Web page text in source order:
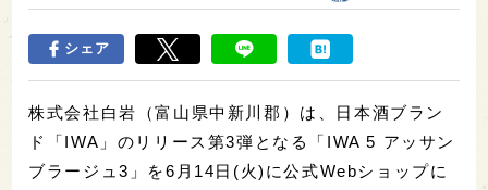
シェア
株式会社白岩（富山県中新川郡）は、日本酒ブラン
ド「IWA」のリリース第3弾となる「IWA 5 アッサン
ブラージュ3」を6月14日(火)に公式Webショップに